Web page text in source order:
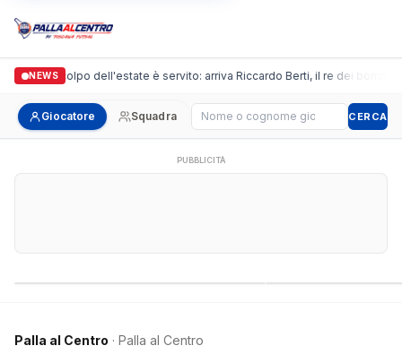
NEWS
il colpo dell'estate è servito: arriva Riccardo Berti, il re dei bomber
Giocatore Squadra Cerca giocatore CERCA
PUBBLICITÀ
Palla al Centro · Palla al Centro